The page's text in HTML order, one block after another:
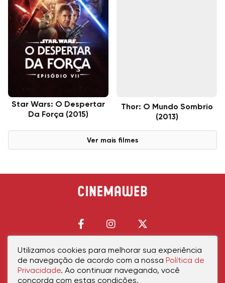
Star Wars: O Despertar
Da Força (2015)
Thor: O Mundo Sombrio
(2013)
Ver mais filmes
Início Política de PrivacidadePolítica de CookiesContatoSobre Nós
Utilizamos cookies para melhorar sua experiência
de navegação de acordo com a nossa Política de
Privacidade. Ao continuar navegando, você
concorda com estas condições.